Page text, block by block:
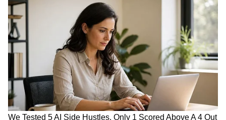
Weather Update: বৃহস্পতিতে
বাড়বে দুর্যোগ, ভারী বৃষ্টির
সম্ভাবনা ৮ জেলায়, রইল
আবহাওয়া আপডেট
North Bengal Train:
উত্তরবঙ্গের ভবিষ্যতের নতুন
দিশা, ডুয়ার্সের বুক চিরে ট্রেন
ছোটাতে অনুমোদন রেলের
LATEST VIDEOS
'আমি ফিরবই'! শেখ হাসিনার বিস্ফোরক
বার্তায় তোলপাড় বাংলাদেশ | Sheikh
Hasina | Bangladesh News